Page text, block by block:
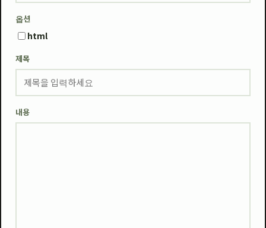
옵션
html
제목
내용